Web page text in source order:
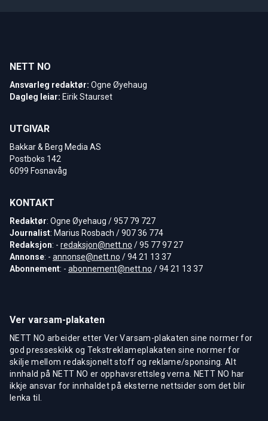
NETT NO
Ansvarleg redaktør: Ogne Øyehaug
Dagleg leiar: Eirik Staurset
UTGIVAR
Bakkar & Berg Media AS
Postboks 142
6099 Fosnavåg
KONTAKT
Redaktør: Ogne Øyehaug / 957 79 727
Journalist: Marius Rosbach / 907 36 774
Redaksjon: - redaksjon@nett.no / 95 77 97 27
Annonse: - annonse@nett.no / 94 21 13 37
Abonnement: - abonnement@nett.no / 94 21 13 37
Ver varsam-plakaten
NETT NO arbeider etter Ver Varsam-plakaten sine normer for
god presseskikk og Tekstreklameplakaten sine normer for
skilje mellom redaksjonelt stoff og reklame/sponsing. Alt
innhald på NETT NO er opphavsrettsleg verna. NETT NO har
ikkje ansvar for innhaldet på eksterne nettsider som det blir
lenka til.